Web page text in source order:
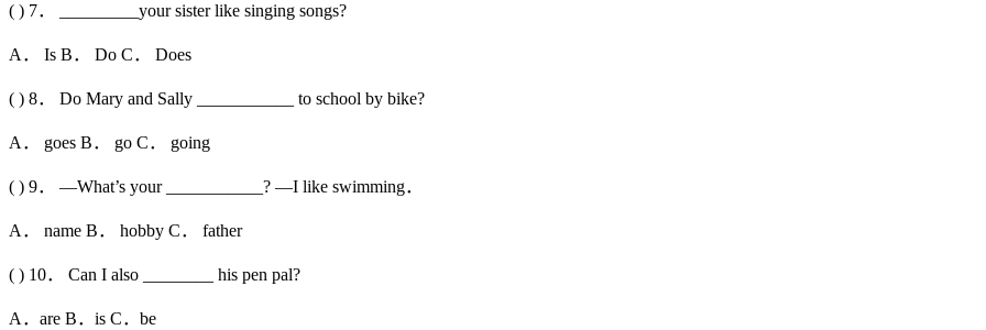
( ) 7． _________your sister like singing songs?
A． Is B． Do C． Does
( ) 8． Do Mary and Sally ___________ to school by bike?
A． goes B． go C． going
( ) 9． —What’s your ___________? —I like swimming．
A． name B． hobby C． father
( ) 10． Can I also ________ his pen pal?
A．are B．is C．be